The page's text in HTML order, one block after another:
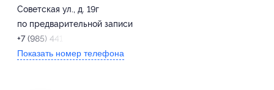
Советская ул., д. 19г
по предварительной записи
+7 (985) 441-99-44
Показать номер телефона